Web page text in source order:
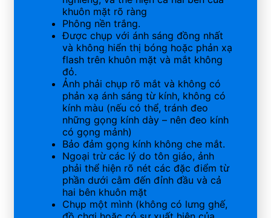
khuôn mặt rõ ràng
Phông nền trắng.
Được chụp với ánh sáng đồng nhất
và không hiển thị bóng hoặc phản xạ
flash trên khuôn mặt và mắt không
đỏ.
Ảnh phải chụp rõ mắt và không có
phản xạ ánh sáng từ kính, không có
kính màu (nếu có thể, tránh đeo
những gọng kính dày – nên đeo kính
có gọng mảnh)
Bảo đảm gọng kính không che mắt.
Ngoại trừ các lý do tôn giáo, ảnh
phải thể hiện rõ nét các đặc điểm từ
phần dưới cằm đến đỉnh đầu và cả
hai bên khuôn mặt
Chụp một mình (không có lưng ghế,